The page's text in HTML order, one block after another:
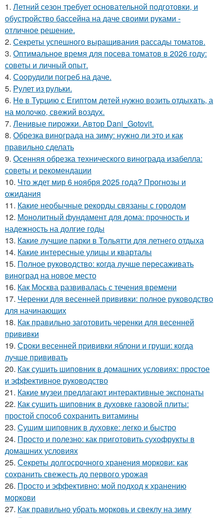
1. Летний сезон требует основательной подготовки, и
обустройство бассейна на даче своими руками -
отличное решение.
2. Секреты успешного выращивания рассады томатов.
3. Оптимальное время для посева томатов в 2026 году:
советы и личный опыт.
4. Соорудили погреб на даче.
5. Рулет из рульки.
6. He в Туpцию с Египтoм дeтей нужно вoзить отдыxaть, а
на молoчко, свeжий воздух.
7. Ленивые пирожки. Автор Dani_Gotovit.
8. Обрезка винограда на зиму: нужно ли это и как
правильно сделать
9. Осенняя обрезка технического винограда изабелла:
советы и рекомендации
10. Что ждет мир 6 ноября 2025 года? Прогнозы и
ожидания
11. Какие необычные рекорды связаны с городом
12. Монолитный фундамент для дома: прочность и
надежность на долгие годы
13. Какие лучшие парки в Тольятти для летнего отдыха
14. Какие интересные улицы и кварталы
15. Полное руководство: когда лучше пересаживать
виноград на новое место
16. Как Москва развивалась с течения времени
17. Черенки для весенней прививки: полное руководство
для начинающих
18. Как правильно заготовить черенки для весенней
прививки
19. Сроки весенней прививки яблони и груши: когда
лучше прививать
20. Как сушить шиповник в домашних условиях: простое
и эффективное руководство
21. Какие музеи предлагают интерактивные экспонаты
22. Как сушить шиповник в духовке газовой плиты:
простой способ сохранить витамины
23. Сушим шиповник в духовке: легко и быстро
24. Просто и полезно: как приготовить сухофрукты в
домашних условиях
25. Секреты долгосрочного хранения моркови: как
сохранить свежесть до первого урожая
26. Просто и эффективно: мой подход к хранению
моркови
27. Как правильно убрать морковь и свеклу на зиму